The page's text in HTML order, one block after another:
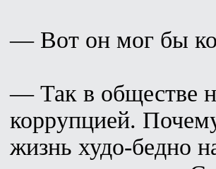
— Вот он мог бы
— Так в обществе
коррупцией.
жизнь худо-бедно